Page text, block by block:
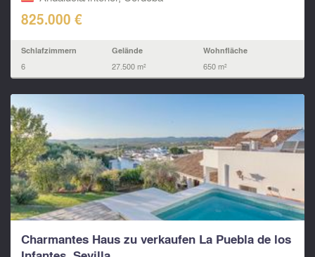
825.000 €
Schlafzimmern
6
Gelände
27.500 m²
Wohnfläche
650 m²
Charmantes Haus zu verkaufen La Puebla de los